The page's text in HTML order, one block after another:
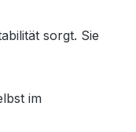
sorgt. Sie
im